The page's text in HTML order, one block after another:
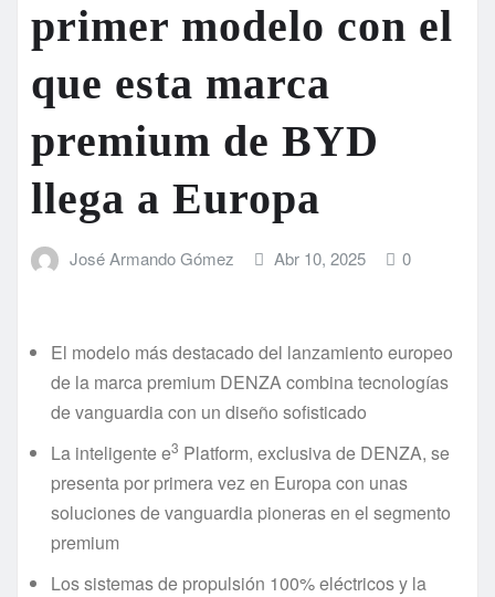
primer modelo con el
que esta marca
premium de BYD
llega a Europa
José Armando Gómez Abr 10, 2025 0
El modelo más destacado del lanzamiento europeo
de la marca premium DENZA combina tecnologías
de vanguardia con un diseño sofisticado
La inteligente e3 Platform, exclusiva de DENZA, se
presenta por primera vez en Europa con unas
soluciones de vanguardia pioneras en el segmento
premium
Los sistemas de propulsión 100% eléctricos y la